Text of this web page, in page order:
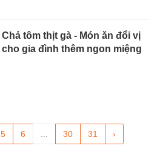
Chả tôm thịt gà - Món ăn đổi vị
cho gia đình thêm ngon miệng
5 6 30 31 ›